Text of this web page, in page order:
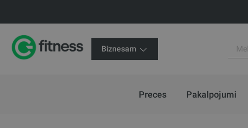
Biznesam
Preces Pakalpojumi